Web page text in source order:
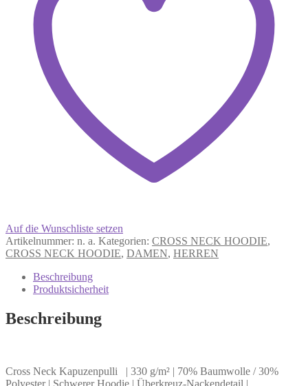
Auf die Wunschliste setzen
Artikelnummer: n. a. Kategorien: CROSS NECK HOODIE,
CROSS NECK HOODIE, DAMEN, HERREN
Beschreibung
Produktsicherheit
Beschreibung
Cross Neck Kapuzenpulli | 330 g/m² | 70% Baumwolle / 30%
Polyester | Schwerer Hoodie | Überkreuz-Nackendetail |